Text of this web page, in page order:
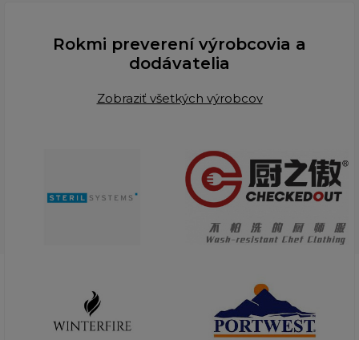
Rokmi preverení výrobcovia a
dodávatelia
Zobraziť všetkých výrobcov